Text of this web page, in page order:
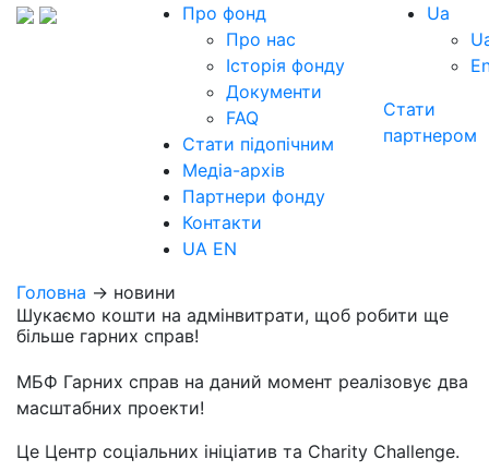
Про фонд
Про нас
Історія фонду
Документи
FAQ
Стати підопічним
Медіа-архів
Партнери фонду
Контакти
UA EN
Ua
Стати
партнером
Головна → новини
Шукаємо кошти на адмінвитрати, щоб робити ще
більше гарних справ!
МБФ Гарних справ на даний момент реалізовує два
масштабних проекти!
Це Центр соціальних ініціатив та Charity Challenge.